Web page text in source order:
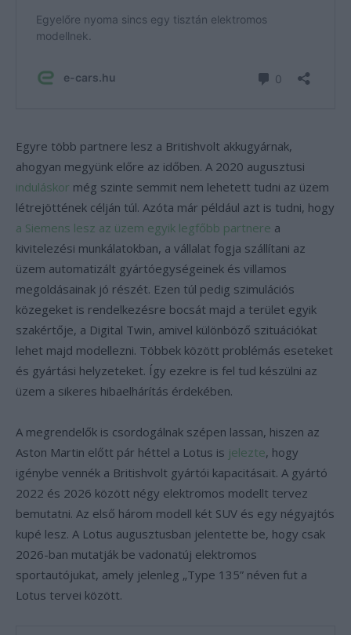
Egyre több partnere lesz a Britishvolt akkugyárnak,
ahogyan megyünk előre az időben. A 2020 augusztusi
induláskor még szinte semmit nem lehetett tudni az üzem
létrejöttének célján túl. Azóta már például azt is tudni, hogy
a Siemens lesz az üzem egyik legfőbb partnere a
kivitelezési munkálatokban, a vállalat fogja szállítani az
üzem automatizált gyártóegységeinek és villamos
megoldásainak jó részét. Ezen túl pedig szimulációs
közegeket is rendelkezésre bocsát majd a terület egyik
szakértője, a Digital Twin, amivel különböző szituációkat
lehet majd modellezni. Többek között problémás eseteket
és gyártási helyzeteket. Így ezekre is fel tud készülni az
üzem a sikeres hibaelhárítás érdekében.
A megrendelők is csordogálnak szépen lassan, hiszen az
Aston Martin előtt pár héttel a Lotus is jelezte, hogy
igénybe vennék a Britishvolt gyártói kapacitásait. A gyártó
2022 és 2026 között négy elektromos modellt tervez
bemutatni. Az első három modell két SUV és egy négyajtós
kupé lesz. A Lotus augusztusban jelentette be, hogy csak
2026-ban mutatják be vadonatúj elektromos
sportautójukat, amely jelenleg „Type 135” néven fut a
Lotus tervei között.